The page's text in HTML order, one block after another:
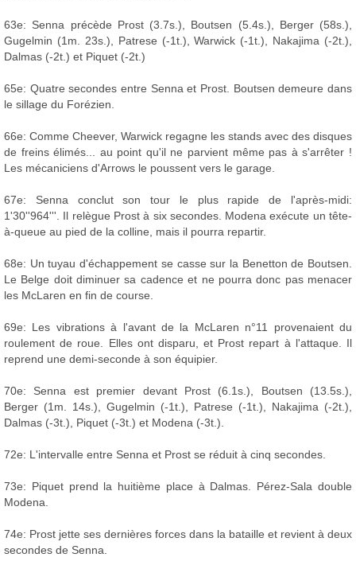
63e: Senna précède Prost (3.7s.), Boutsen (5.4s.), Berger (58s.),
Gugelmin (1m. 23s.), Patrese (-1t.), Warwick (-1t.), Nakajima (-2t.),
Dalmas (-2t.) et Piquet (-2t.)
65e: Quatre secondes entre Senna et Prost. Boutsen demeure dans
le sillage du Forézien.
66e: Comme Cheever, Warwick regagne les stands avec des disques
de freins élimés... au point qu'il ne parvient même pas à s'arrêter !
Les mécaniciens d'Arrows le poussent vers le garage.
67e: Senna conclut son tour le plus rapide de l'après-midi:
1'30''964'''. Il relègue Prost à six secondes. Modena exécute un tête-
à-queue au pied de la colline, mais il pourra repartir.
68e: Un tuyau d'échappement se casse sur la Benetton de Boutsen.
Le Belge doit diminuer sa cadence et ne pourra donc pas menacer
les McLaren en fin de course.
69e: Les vibrations à l'avant de la McLaren n°11 provenaient du
roulement de roue. Elles ont disparu, et Prost repart à l'attaque. Il
reprend une demi-seconde à son équipier.
70e: Senna est premier devant Prost (6.1s.), Boutsen (13.5s.),
Berger (1m. 14s.), Gugelmin (-1t.), Patrese (-1t.), Nakajima (-2t.),
Dalmas (-3t.), Piquet (-3t.) et Modena (-3t.).
72e: L'intervalle entre Senna et Prost se réduit à cinq secondes.
73e: Piquet prend la huitième place à Dalmas. Pérez-Sala double
Modena.
74e: Prost jette ses dernières forces dans la bataille et revient à deux
secondes de Senna.